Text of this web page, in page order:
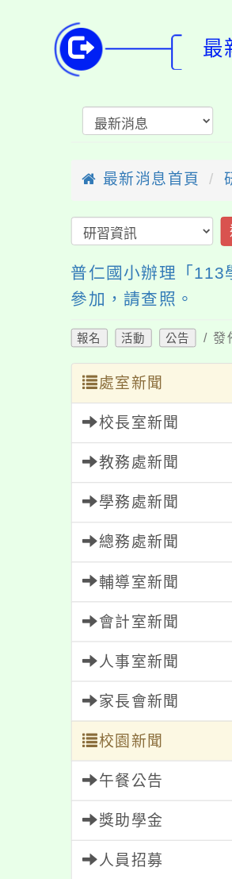
最
最新消息首頁
普仁國小辦理「113
參加，請查照。
報名 活動 公告 / 發
處室新聞
校長室新聞
教務處新聞
學務處新聞
總務處新聞
輔導室新聞
會計室新聞
人事室新聞
家長會新聞
校園新聞
午餐公告
獎助學金
人員招募